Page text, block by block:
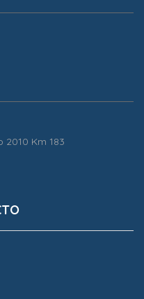
2010 Km 183